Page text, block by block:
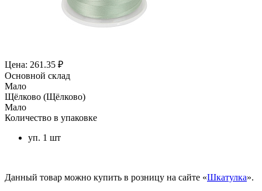
Цена: 261.35 ₽
Основной склад
Мало
Щёлково (Щёлково)
Мало
Количество в упаковке
уп. 1 шт
Данный товар можно купить в розницу на сайте «Шкатулка».